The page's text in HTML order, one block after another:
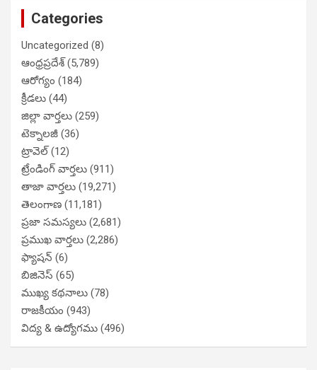
Categories
Uncategorized (8)
ఆంధ్రప్రదేశ్(5,789)
ఆరోగ్యం (184)
క్రీడలు (44)
జిల్లా వార్తలు (259)
టెక్నాలజీ (36)
ట్రావెల్(12)
ట్రేండింగ్ వార్తలు (911)
తాజా వార్తలు (19,271)
తెలంగాణ (11,181)
ప్రజా సమస్యలు (2,681)
ప్రముఖ వార్తలు (2,286)
ఫ్యాషన్ (6)
బిజినెస్ (65)
ముఖ్య కథనాలు (78)
రాజకీయం (943)
విద్య & ఉద్యోగము (496)